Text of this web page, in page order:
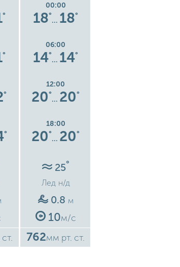
°
°
°
°
00:00
18°
… 18°
06:00
14°
… 14°
12:00
20°
… 20°
18:00
20°
… 20°
25°
Лед н/д
0.8 м
10м/с
762мм рт. ст.